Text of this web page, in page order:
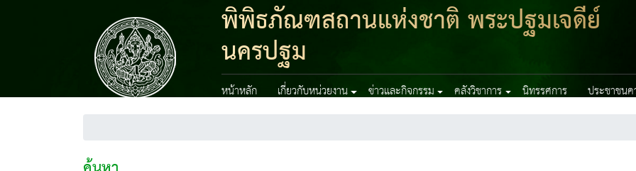
พิพิธภัณฑสถานแห่งชาติ พระปฐมเจดีย์
นครปฐม
หน้าหลัก เกี่ยวกับหน่วยงาน ข่าวและกิจกรรม คลังวิชาการ นิทรรศการ ประชาชน